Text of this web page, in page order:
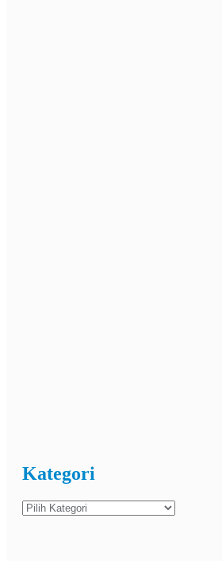
Kategori
Kategori